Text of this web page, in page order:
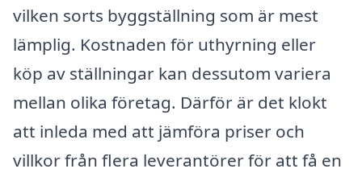
vilken sorts byggställning som är mest
lämplig. Kostnaden för uthyrning eller
köp av ställningar kan dessutom variera
mellan olika företag. Därför är det klokt
att inleda med att jämföra priser och
villkor från flera leverantörer för att få en